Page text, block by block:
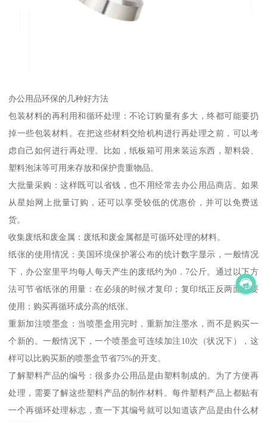
办公用品环保的几种好方法
包装材料的再利用和循环处理：不论订购量有多大，终都可能要扔
掉一些包装材料。在把这些材料交给机构进行再处理之前，可以考
虑自己如何进行再处理。比如，纸板箱可用来装运东西，塑料袋、
塑料泡沫等可用来存放和保护贵重物品。
大批量采购：这样既可以省钱，也不用经常去办公用品商店。如果
从星始网上批量订购，还可以享受较低的优惠价，并可以免费送
货。
收集废纸和废金属：废纸和废金属都是可循环处理的材料。
纸张的使用情况：美国环境保护署公布的统计数字显示，一般情况
下，办公室里平均每人每天产生的废纸约为0．7公斤。通过以下方
法可节省纸张的用量：在必须的时候才复印；复印纸正反两面都要
使用；购买再循环成分高的纸张。
重新加注喷墨盒：当喷墨盒用完时，重新加注墨水，而不是购买一
个新的。一般情况下，一个喷墨盒可连续加注10次（状况下），这
样可以比购买新的喷墨盒节省75%的开支。
了解塑料产品的编号：很多办公用品是由塑料制成的。为了方便再
处理，需要了解这些塑料产品的制作材料。每件塑料产品上都贴有
一个再循环处理标志，查一下其编号就可以知道该产品是由什么材